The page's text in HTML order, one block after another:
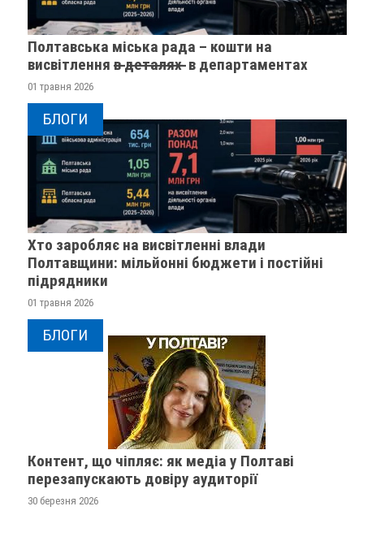
Полтавська міська рада – кошти на
висвітлення в̶ ̶д̶е̶т̶а̶л̶я̶х̶ ̶ в департаментах
01 травня 2026
БЛОГИ
Хто заробляє на висвітленні влади
Полтавщини: мільйонні бюджети і постійні
підрядники
01 травня 2026
БЛОГИ
Контент, що чіпляє: як медіа у Полтаві
перезапускають довіру аудиторії
30 березня 2026